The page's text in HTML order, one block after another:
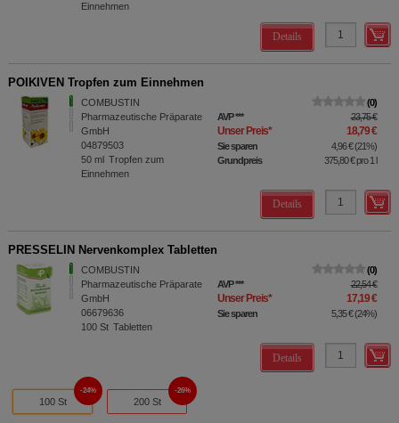
Einnehmen
Details
POIKIVEN Tropfen zum Einnehmen
COMBUSTIN
Pharmazeutische Präparate
GmbH
04879503
50 ml Tropfen zum
Einnehmen
0
AVP*** 23,75 €
Unser Preis* 18,79 €
Sie sparen 4,96 €(21%)
Grundpreis
375,80 €pro 1 l
Details
PRESSELIN Nervenkomplex Tabletten
COMBUSTIN
Pharmazeutische Präparate
GmbH
06679636
100 St Tabletten
0
AVP*** 22,54 €
Unser Preis* 17,19 €
Sie sparen 5,35 €(24%)
Details
100 St
24%
200 St
26%